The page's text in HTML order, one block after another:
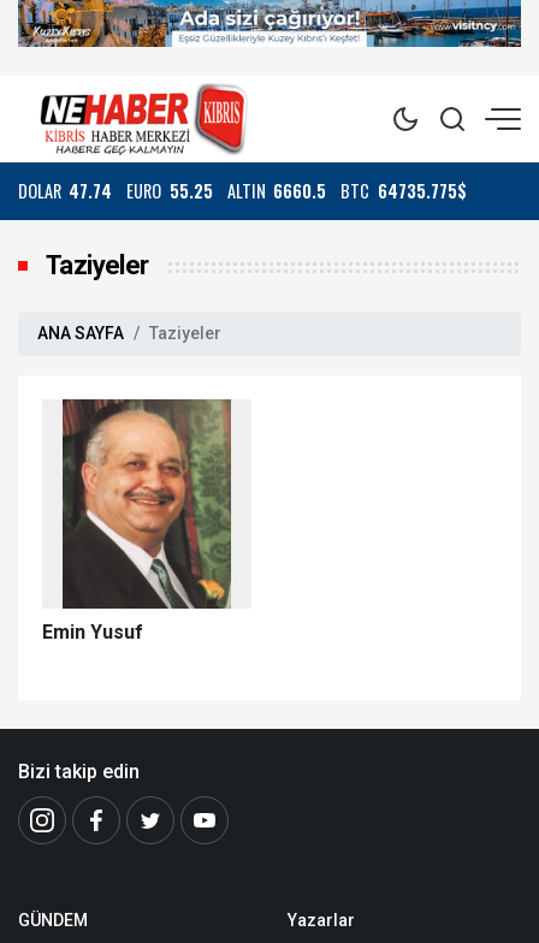
DOLAR 47.74 EURO 55.25 ALTIN 6660.5 BTC 64735.775$
Taziyeler
ANA SAYFA Taziyeler
Emin Yusuf
Bizi takip edin
GÜNDEM
Yazarlar